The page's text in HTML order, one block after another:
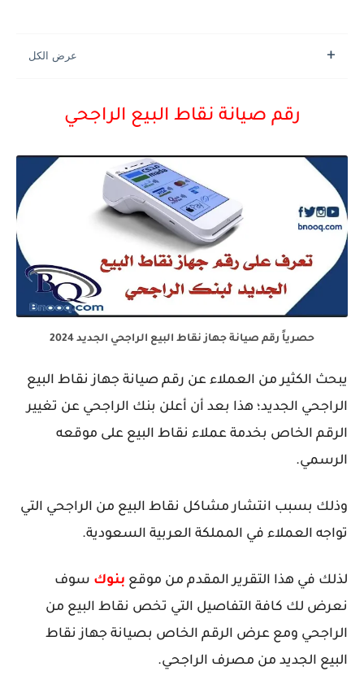
رقم صيانة نقاط البيع الراجحي
حصرياً رقم صيانة جهاز نقاط البيع الراجحي الجديد 2024
يبحث الكثير من العملاء عن رقم صيانة جهاز نقاط البيع
الراجحي الجديد؛ هذا بعد أن أعلن بنك الراجحي عن تغيير
الرقم الخاص بخدمة عملاء نقاط البيع على موقعه
الرسمي.
وذلك بسبب انتشار مشاكل نقاط البيع من الراجحي التي
تواجه العملاء في المملكة العربية السعودية.
لذلك في هذا التقرير المقدم من موقع بنوك سوف
نعرض لك كافة التفاصيل التي تخص نقاط البيع من
الراجحي ومع عرض الرقم الخاص بصيانة جهاز نقاط
البيع الجديد من مصرف الراجحي.